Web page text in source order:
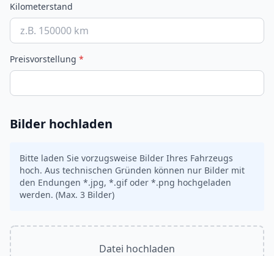
Kilometerstand
Preisvorstellung *
Bilder hochladen
Bitte laden Sie vorzugsweise Bilder Ihres Fahrzeugs
hoch. Aus technischen Gründen können nur Bilder mit
den Endungen *.jpg, *.gif oder *.png hochgeladen
werden. (Max. 3 Bilder)
Datei hochladen